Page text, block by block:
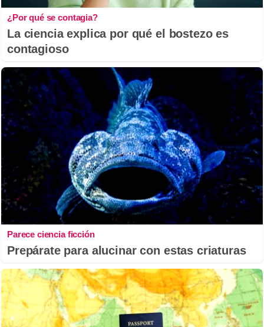
¿Por qué se contagia?
La ciencia explica por qué el bostezo es
contagioso
Parece ciencia ficción
Prepárate para alucinar con estas criaturas